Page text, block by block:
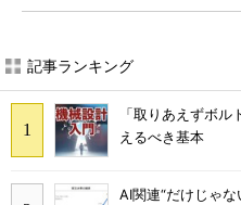
記事ランキング
「取りあえずボ
えるべき基本
AI関連“だけじゃ